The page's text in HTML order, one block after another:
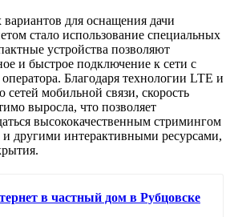
для оснащения дачи
стало использование специальных
устройства позволяют
и быстрое подключение к сети с
Благодаря технологии LTE и
мобильной связи, скорость
выросла, что позволяет
высококачественным стримингом
другими интерактивными ресурсами,
в частный дом в Рубцовске